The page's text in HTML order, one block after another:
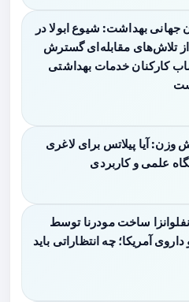
بهداشت: شیوع ابولا در
تلاش‌های مقابله‌ای گسترش
کارکنان خدمات بهداشتی
وزن: آیا پیلاتس برای لاغری
علمی و کاربردی
ساخت مودرنا توسط
آمریکا؛ چه انتظاراتی باید